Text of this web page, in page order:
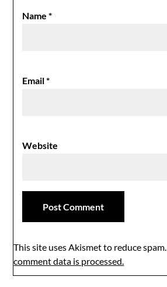
Name*
Email*
Website
This site uses Akismet to reduce spam.
comment data is processed.